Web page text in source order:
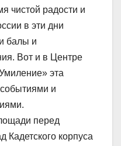
чистой радости и
в эти дни
балы и
Вот и в Центре
эта
и
перед
Кадетского корпуса